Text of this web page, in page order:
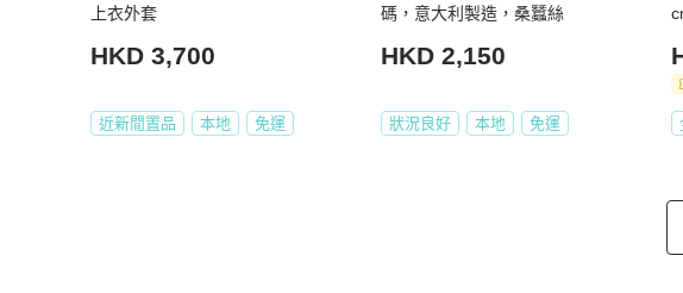
上衣外套
HKD 3,700
近新閒置品 本地 免運
碼，意大利製造，桑蠶絲
HKD 2,150
狀況良好 本地 免運